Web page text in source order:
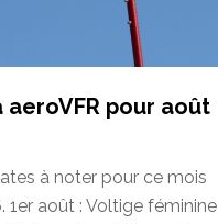
aeroVFR pour août
à noter pour ce mois
1er août : Voltige féminine